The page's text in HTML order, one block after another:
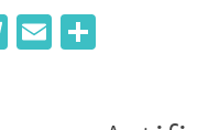
Te E